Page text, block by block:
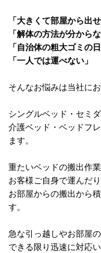
「大きくて部屋から出せ
「解体の方法が分からな
「自治体の粗大ゴミの
「一人では運べない」
そんなお悩みは当社にお
シングルベッド・セミ
介護ベッド・ベッドフ
ます。
重たいベッドの搬出作
お客様ご自身で運んだ
お部屋からの搬出から
す。
急な引っ越しやお部屋
できる限り迅速に対応い